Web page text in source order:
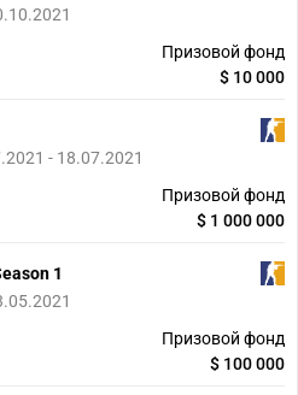
Призовой фонд
$ 10 000
- 18.07.2021
Призовой фонд
$ 1 000 000
1
Призовой фонд
$ 100 000